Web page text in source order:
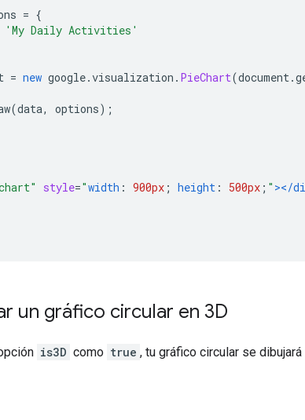
= {
'My Daily Activities'
= new google.visualization . PieChart(document.
(data, options);
style="width : 900px ; height : 500px ; " ></
un gráfico circular en 3D
is3D como true , tu gráfico circular se